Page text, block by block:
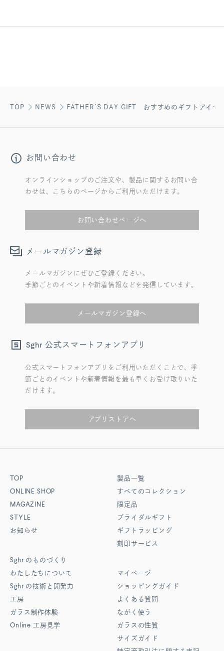
TOP NEWS FATHER’S DAY GIFT おすすめのギフトアイテ
お問い合わせ
オンラインショップのご注文や、製品に関するお問い合
わせは、こちらのページからご利用いただけます。
お問い合わせページへ
メールマガジン登録
メールマガジンにぜひご登録ください。
季節ごとのイベントや新着情報などを発信しています。
メールマガジン登録へ
Sghr 公式スマートフォンアプリ
公式スマートフォンアプリをご利用いただくことで、季
節ごとのイベントや新着情報を最も早くお受け取りいた
だけます。
アプリストアへ
TOP
ONLINE SHOP
MAGAZINE
STYLE
お知らせ
Sghr のものづくり
わたしたちについて
Sghr の技術と開発力
工房
ガラス制作体験
Online 工房見学
製品一覧
すべてのコレクション
限定品
ブライダルギフト
ギフトラッピング
刻印サービス
マイページ
ショッピングガイド
よくある質問
ながく使う
ガラスの性質
サイズガイド